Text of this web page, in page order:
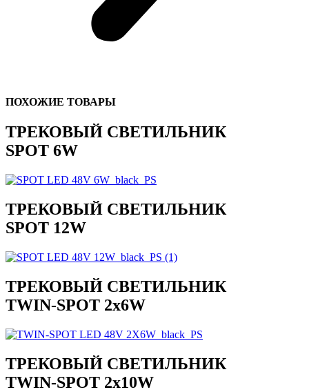
ПОХОЖИЕ ТОВАРЫ
ТРЕКОВЫЙ СВЕТИЛЬНИК
SPOT 6W
ТРЕКОВЫЙ СВЕТИЛЬНИК
SPOT 12W
ТРЕКОВЫЙ СВЕТИЛЬНИК
TWIN-SPOT 2x6W
ТРЕКОВЫЙ СВЕТИЛЬНИК
TWIN-SPOT 2x10W